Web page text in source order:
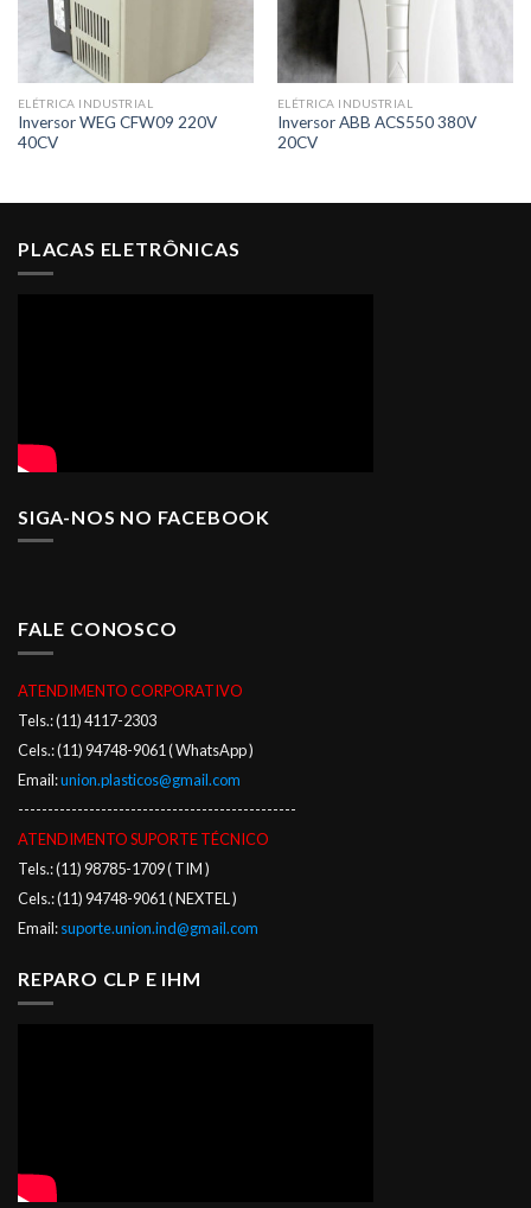
ELÉTRICA INDUSTRIAL
Inversor WEG CFW09 220V
40CV
ELÉTRICA INDUSTRIAL
Inversor ABB ACS550 380V
20CV
PLACAS ELETRÔNICAS
SIGA-NOS NO FACEBOOK
FALE CONOSCO
ATENDIMENTO CORPORATIVO
Tels.: (11) 4117-2303
Cels.: (11) 94748-9061 ( WhatsApp )
Email:union.plasticos@gmail.com
-----------------------------------------------
ATENDIMENTO SUPORTE TÉCNICO
Tels.: (11) 98785-1709 ( TIM )
Cels.: (11) 94748-9061 ( NEXTEL )
Email:suporte.union.ind@gmail.com
REPARO CLP E IHM